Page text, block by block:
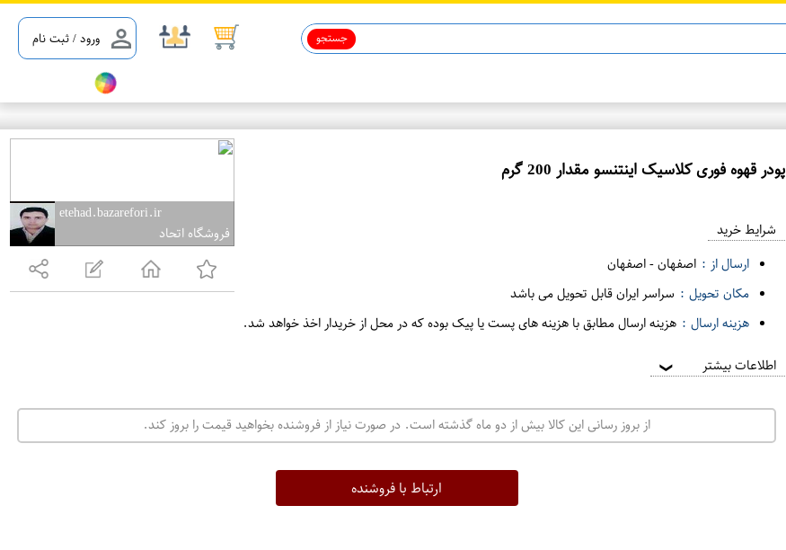
ورود / ثبت نام جستجو
etehad.bazarefori.ir
فروشگاه اتحاد
پودر قهوه فوری کلاسیک اینتنسو مقدار 200 گرم
ت
ه
ن
شرایط خرید
ارسال از : اصفهان-اصفهان
مکان تحویل : سراسر ایران قابل تحویل می باشد
هزینه ارسال : هزینه ارسال مطابق با هزینه های پست یا پیک بوده که در محل از خریدار اخذ خواهد شد.
اطلاعات بیشتر ❯
از بروز رسانی این کالا بیش از دو ماه گذشته است. در صورت نیاز از فروشنده بخواهید قیمت را بروز کند.
ارتباط با فروشنده